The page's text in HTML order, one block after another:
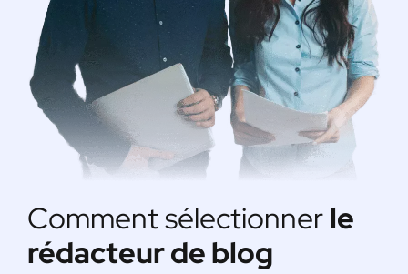
Comment sélectionnerle
rédacteur de blog